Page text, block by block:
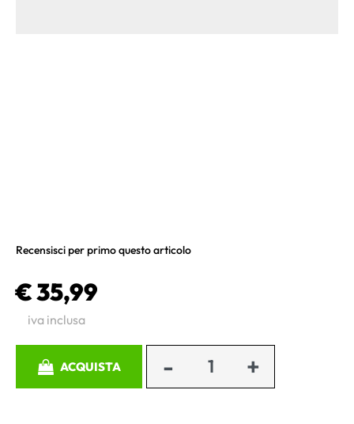
Recensisci per primo questo articolo
€ 35,99
iva inclusa
ACQUISTA